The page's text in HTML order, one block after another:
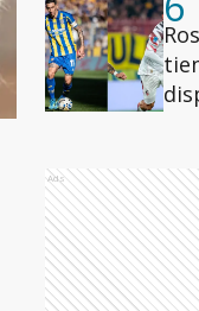
Ads